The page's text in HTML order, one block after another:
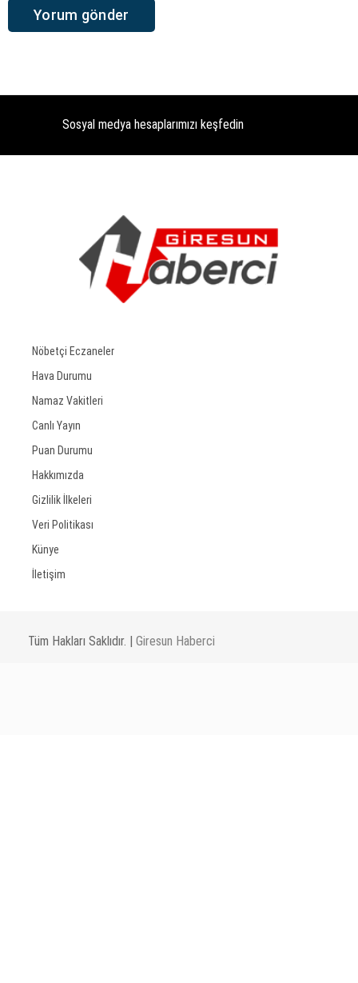
Sosyal medya hesaplarımızı keşfedin
Nöbetçi Eczaneler
Hava Durumu
Namaz Vakitleri
Canlı Yayın
Puan Durumu
Hakkımızda
Gizlilik İlkeleri
Veri Politikası
Künye
İletişim
Tüm Hakları Saklıdır. | Giresun Haberci